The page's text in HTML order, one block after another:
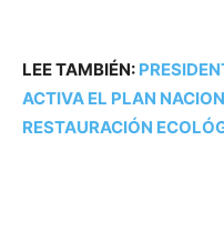
LEE TAMBIÉN:
ACTIVA EL PLAN
RESTAURACIÓN